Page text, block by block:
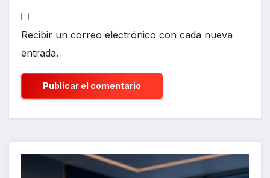
Recibir un correo electrónico con cada nueva
entrada.